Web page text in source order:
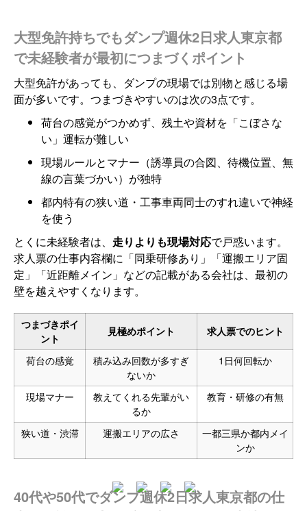
大型免許持ちでもダンプ週休2日求人東京都
で未経験者が最初につまづくポイント
大型免許があっても、ダンプの現場では別物と感じる場
面が多いです。つまづきやすいのは次の3点です。
荷台の感覚がつかめず、残土や資材を「こぼさな
い」運転が難しい
現場ルールとマナー（誘導員の合図、待機位置、無
線の言葉づかい）が独特
都内特有の狭い道・工事車両同士のすれ違いで神経
を使う
とくに未経験者は、 走りよりも現場対応で戸惑います。
求人票の仕事内容欄に「同乗研修あり」「運搬エリア固
定」「近距離メイン」などの記載がある会社は、最初の
壁を越えやすくなります。
つまづきポイ
ント
見極めポイント 求人票でのヒント
荷台の感覚
積み込み回数が多すぎ
ないか
1日何回転か
現場マナー
教えてくれる先輩がい
るか
教育・研修の有無
狭い道・渋滞 運搬エリアの広さ
一都三県か都内メイ
ンか
40代や50代でダンプ週休2日求人東京都の仕